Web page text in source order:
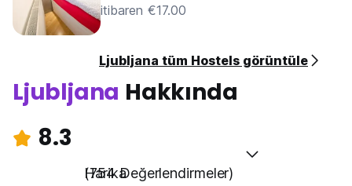
itibaren €17.00
Ljubljana tüm Hostels görüntüle
Ljubljana Hakkında
8.3
Harika
(754 Değerlendirmeler)